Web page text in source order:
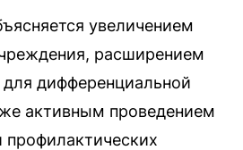
увеличением
расширением
для дифференциальной
активным проведением
профилактических